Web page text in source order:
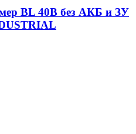
BL 40В без АКБ и ЗУ